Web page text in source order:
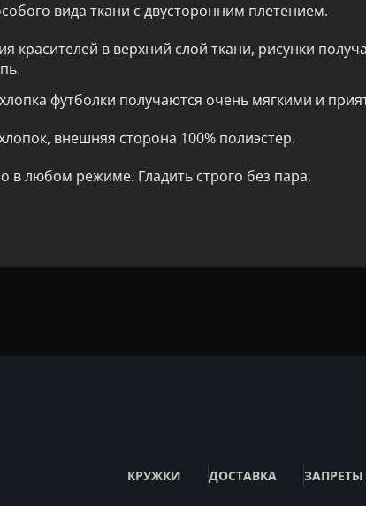
вида ткани с двусторонним плетением.
красителей в верхний слой ткани, рисунки
футболки получаются очень мягкими и
внешняя сторона 100% полиэстер.
в любом режиме. Гладить строго без пара.
КРУЖКИ ДОСТАВКА